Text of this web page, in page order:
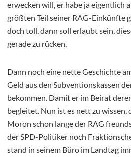
erwecken will, er habe ja eigentlich
größten Teil seiner RAG-Einkünfte
doch toll, dann soll erlaubt sein,
gerade zu rücken.
Dann noch eine nette Geschichte
Geld aus den Subventionskassen
bekommen. Damit er im Beirat
begleitet. Nun ist es nett zu wissen,
Moron schon lange der RAG
der SPD-Politiker noch
stand in seinem Büro im Landtag